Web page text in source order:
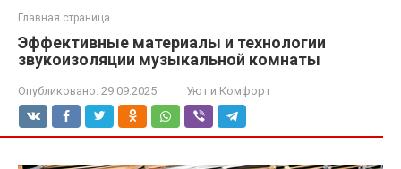
Главная страница
Эффективные материалы и технологии
звукоизоляции музыкальной комнаты
Опубликовано: 29.09.2025 Уют и Комфорт